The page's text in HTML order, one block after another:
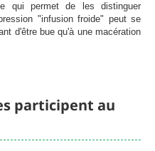
qui permet de les distinguer
"infusion froide" peut se
d'être bue qu'à une macération
participent au